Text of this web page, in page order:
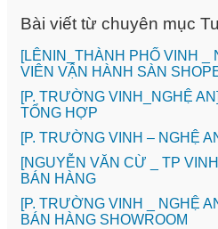
Bài viết từ chuyên mục
️[LÊNIN_THÀNH PHỐ VINH _
VIÊN VẬN HÀNH SÀN
[P. TRƯỜNG VINH_NGHỆ
TỔNG HỢP
[P. TRƯỜNG VINH – NGHỆ
[NGUYỄN VĂN CỪ _ TP
BÁN HÀNG
[P. TRƯỜNG VINH _ NGHỆ
BÁN HÀNG SHOWROOM